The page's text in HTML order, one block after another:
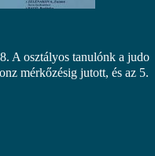
A osztályos tanulónk a judo
mérkőzésig jutott, és az 5.